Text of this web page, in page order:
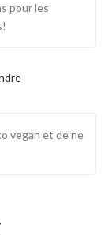
pour les
vegan et de ne